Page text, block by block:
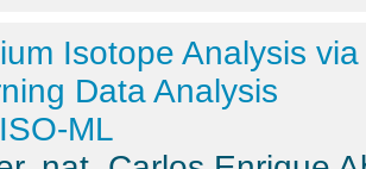
Isotope Analysis
Data Analysis
ML